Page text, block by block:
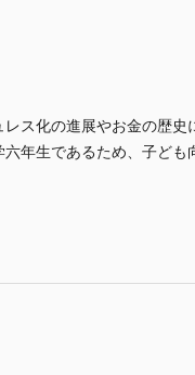
ス化の進展やお金の歴史
年生であるため、子ども